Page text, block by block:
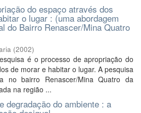
do espaço através dos
o lugar : (uma abordagem
do Bairro Renascer/Mina Quatro
(2002)
é o processo de apropriação do
de morar e habitar o lugar. A pesquisa
no bairro Renascer/Mina Quatro da
na região ...
degradação do ambiente : a